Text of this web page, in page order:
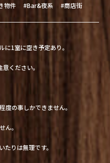
物件 #Bar&夜系 #商店街
に1室に空き予定あり。
ください。
度の事しかできません。
ん。
りは無理です。